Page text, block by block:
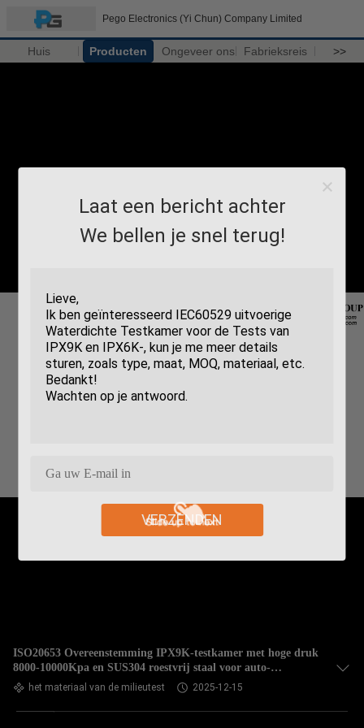
Pego Electronics (Yi Chun) Company Limited
Huis Producten Ongeveer ons Fabrieksreis >>
Laat een bericht achter
We bellen je snel terug!
VERZENDEN
ISO20653 Overeenstemming IPX9K-testkamer met hoge druk
8000-10000Kpa en SUS304 roestvrij staal voor auto-
onderdelen
het materiaal van de milieutest 2025-12-15